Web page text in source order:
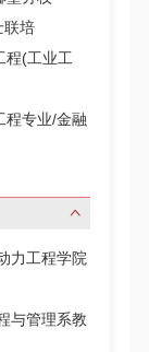
联培
程(工业工
程专业/金融
工程学院
管理系教